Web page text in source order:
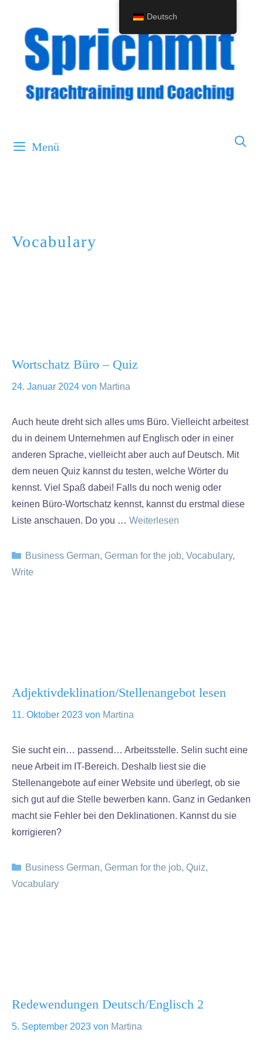
Menü
Vocabulary
Wortschatz Büro – Quiz
24. Januar 2024 von Martina
Auch heute dreht sich alles ums Büro. Vielleicht arbeitest
du in deinem Unternehmen auf Englisch oder in einer
anderen Sprache, vielleicht aber auch auf Deutsch. Mit
dem neuen Quiz kannst du testen, welche Wörter du
kennst. Viel Spaß dabei! Falls du noch wenig oder
keinen Büro-Wortschatz kennst, kannst du erstmal diese
Liste anschauen. Do you … Weiterlesen
Kategorien
Business German, German for the job, Vocabulary,
Write
Adjektivdeklination/Stellenangebot lesen
11. Oktober 2023 von Martina
Sie sucht ein… passend… Arbeitsstelle. Selin sucht eine
neue Arbeit im IT-Bereich. Deshalb liest sie die
Stellenangebote auf einer Website und überlegt, ob sie
sich gut auf die Stelle bewerben kann. Ganz in Gedanken
macht sie Fehler bei den Deklinationen. Kannst du sie
korrigieren?
Kategorien
Business German, German for the job, Quiz,
Vocabulary
Redewendungen Deutsch/Englisch 2
5. September 2023 von Martina
Deutsch